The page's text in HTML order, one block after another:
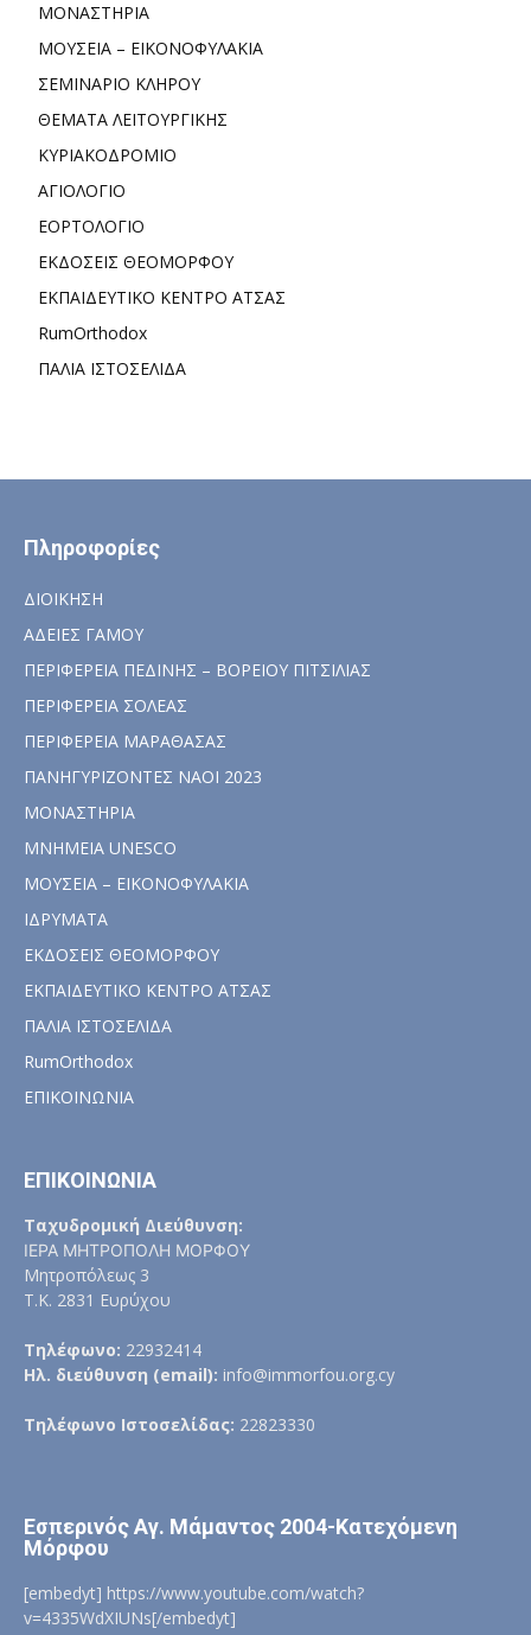
ΜΟΝΑΣΤΗΡΙΑ
ΜΟΥΣΕΙΑ – ΕΙΚΟΝΟΦΥΛΑΚΙΑ
ΣΕΜΙΝΑΡΙΟ ΚΛΗΡΟΥ
ΘΕΜΑΤΑ ΛΕΙΤΟΥΡΓΙΚΗΣ
ΚΥΡΙΑΚΟΔΡΟΜΙΟ
ΑΓΙΟΛΟΓΙΟ
ΕΟΡΤΟΛΟΓΙΟ
ΕΚΔΟΣΕΙΣ ΘΕΟΜΟΡΦΟΥ
ΕΚΠΑΙΔΕΥΤΙΚΟ ΚΕΝΤΡΟ ΑΤΣΑΣ
RumOrthodox
ΠΑΛΙΑ ΙΣΤΟΣΕΛΙΔΑ
Πληροφορίες
ΔΙΟΙΚΗΣΗ
ΑΔΕΙΕΣ ΓΑΜΟΥ
ΠΕΡΙΦΕΡΕΙΑ ΠΕΔΙΝΗΣ – ΒΟΡΕΙΟΥ ΠΙΤΣΙΛΙΑΣ
ΠΕΡΙΦΕΡΕΙΑ ΣΟΛΕΑΣ
ΠΕΡΙΦΕΡΕΙΑ ΜΑΡΑΘΑΣΑΣ
ΠΑΝΗΓΥΡΙΖΟΝΤΕΣ ΝΑΟΙ 2023
ΜΟΝΑΣΤΗΡΙΑ
ΜΝΗΜΕΙΑ UNESCO
ΜΟΥΣΕΙΑ – ΕΙΚΟΝΟΦΥΛΑΚΙΑ
ΙΔΡΥΜΑΤΑ
ΕΚΔΟΣΕΙΣ ΘΕΟΜΟΡΦΟΥ
ΕΚΠΑΙΔΕΥΤΙΚΟ ΚΕΝΤΡΟ ΑΤΣΑΣ
ΠΑΛΙΑ ΙΣΤΟΣΕΛΙΔΑ
RumOrthodox
ΕΠΙΚΟΙΝΩΝΙΑ
ΕΠΙΚΟΙΝΩΝΙΑ
Ταχυδρομική Διεύθυνση:
ΙΕΡΑ ΜΗΤΡΟΠΟΛΗ ΜΟΡΦΟΥ
Μητροπόλεως 3
Τ.Κ. 2831 Ευρύχου
Τηλέφωνο: 22932414
Ηλ. διεύθυνση (email): info@immorfou.org.cy
Τηλέφωνο Ιστοσελίδας: 22823330
Εσπερινός Αγ. Μάμαντος 2004-Κατεχόμενη
Μόρφου
[embedyt] https://www.youtube.com/watch?
v=4335WdXIUNs[/embedyt]